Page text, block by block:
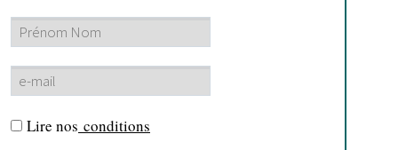
Lire nos conditions